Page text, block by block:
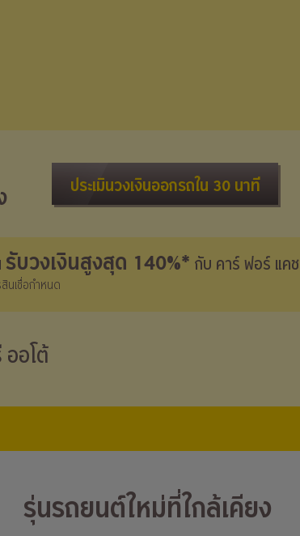
ประเมินวงเงินออกรถใน 30 นาที
รับวงเงินสูงสุด 140%* กับ คาร์ ฟอร์ แคช
สินเชื่อกำหนด
อโต้
รุ่นรถยนต์ใหม่ที่ใกล้เคียง